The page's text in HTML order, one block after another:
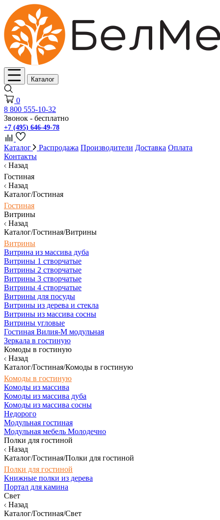
Каталог
0
8 800 555-10-32
Звонок - бесплатно
+7 (495) 646-49-78
Каталог Распродажа Производители Доставка Оплата
Контакты
Назад
Гостиная
Назад
Каталог/Гостиная
Гостиная
Витрины
Назад
Каталог/Гостиная/Витрины
Витрины
Витрина из массива дуба
Витрины 1 створчатые
Витрины 2 створчатые
Витрины 3 створчатые
Витрины 4 створчатые
Витрины для посуды
Витрины из дерева и стекла
Витрины из массива сосны
Витрины угловые
Гостиная Вилия-М модульная
Зеркала в гостиную
Комоды в гостиную
Назад
Каталог/Гостиная/Комоды в гостиную
Комоды в гостиную
Комоды из массива
Комоды из массива дуба
Комоды из массива сосны
Недорого
Модульная гостиная
Модульная мебель Молодечно
Полки для гостиной
Назад
Каталог/Гостиная/Полки для гостиной
Полки для гостиной
Книжные полки из дерева
Портал для камина
Свет
Назад
Каталог/Гостиная/Свет